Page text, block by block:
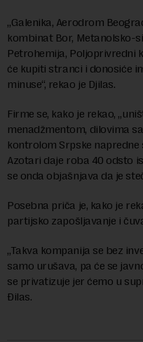
„Galenika, Aerodrom
kombinat Bor, Metanolsko-
Petrohemija, Poljoprivredni
će kupiti stranci i donosiće
minuse“, rekao je Djilas.
Firme se, kako je rekao,
menadžmentom, dilovima
kontrolom Srpske napredne
Azotari daje roba 40 odsto
se onda objašnjava da je
Posebna priča je, kako je
partijsko zapošljavanje i
„Takva kompanija se bez
samo urušava, pa će se
se privatizuje jer ćemo u
Đilas.